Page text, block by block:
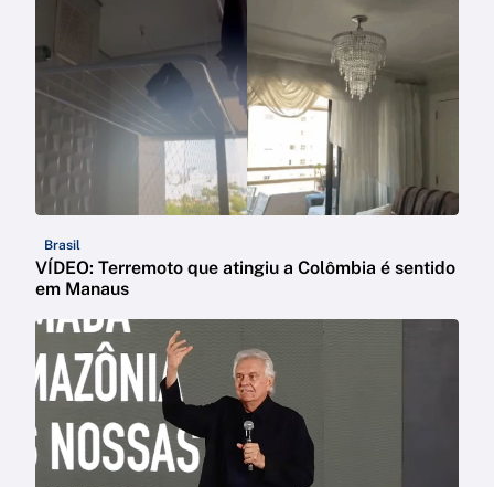
Brasil
VÍDEO: Terremoto que atingiu a Colômbia é sentido
em Manaus